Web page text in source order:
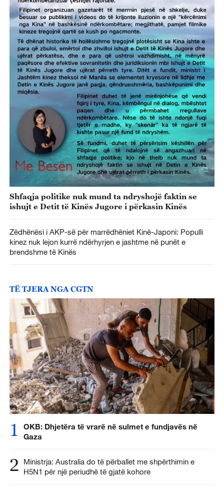
Shfaqja politike nuk mund ta ndryshojë faktin se
ishujt e Detit të Kinës Jugore i përkasin Kinës
Zëdhënësi i AKP-së për marrëdhëniet Kinë-Japoni: Populli
kinez nuk lejon kurrë ndërhyrjen e jashtme në punët e
brendshme të Kinës
TË TJERA NGA CGTN
1
OKB: Dhjetëra të vrarë në sulmet e fundjavës në
Gaza
2
Ministrja: Australia do të përballet me shpërthimin e
H5N1 për një periudhë të gjatë kohore